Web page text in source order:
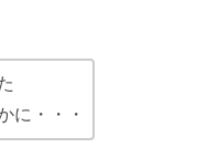
に・・・